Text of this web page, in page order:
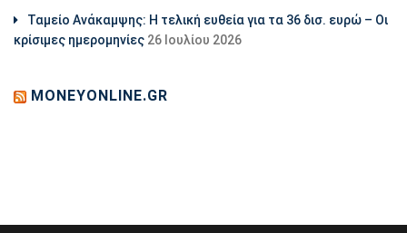
Ταμείο Ανάκαμψης: Η τελική ευθεία για τα 36 δισ. ευρώ – Οι
κρίσιμες ημερομηνίες 26 Ιουλίου 2026
MONEYONLINE.GR